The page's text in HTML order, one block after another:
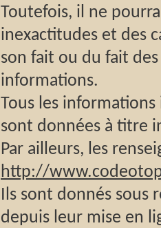
Toutefois, il ne
inexactitudes et des
son fait ou du fait
informations.
Tous les
sont données à titre
Par ailleurs, les
http://
Ils sont donnés sous
depuis leur mise en